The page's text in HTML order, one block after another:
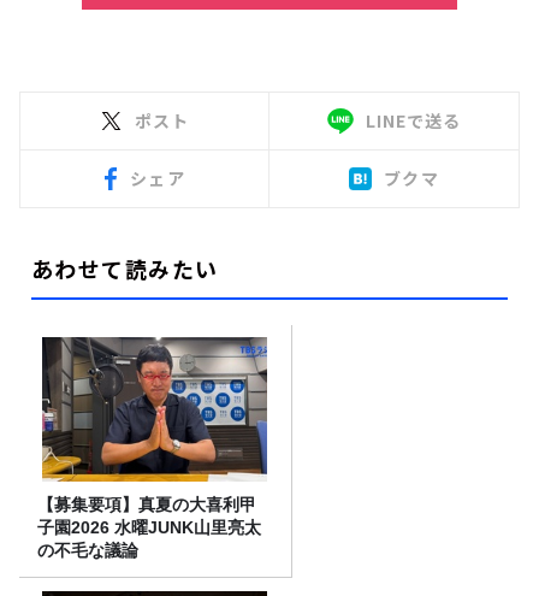
ポスト LINEで送る
シェア ブクマ
あわせて読みたい
【募集要項】真夏の大喜利甲
子園2026 水曜JUNK山里亮太
の不毛な議論